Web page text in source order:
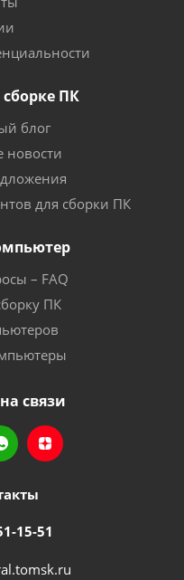
ПК
блог
новости
для сборки ПК
– FAQ
ПК
связи
15-51